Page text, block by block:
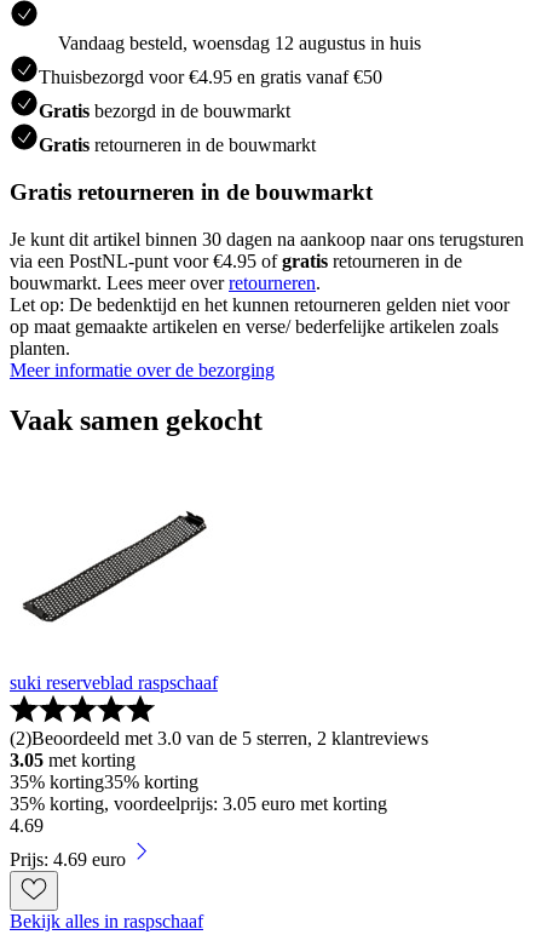
Vandaag besteld, woensdag 12 augustus in huis
Thuisbezorgd voor €4.95 en gratis vanaf €50
Gratis bezorgd in de bouwmarkt
Gratis retourneren in de bouwmarkt
Gratis retourneren in de bouwmarkt
Je kunt dit artikel binnen 30 dagen na aankoop naar ons terugsturen
via een PostNL-punt voor €4.95 ofgratis retourneren in de
bouwmarkt. Lees meer overretourneren.
Let op: De bedenktijd en het kunnen retourneren gelden niet voor
op maat gemaakte artikelen en verse/ bederfelijke artikelen zoals
planten.
Meer informatie over de bezorging
Vaak samen gekocht
suki reserveblad raspschaaf
(2)Beoordeeld met 3.0 van de 5 sterren, 2 klantreviews
3.05 met korting
35% korting35% korting
35% korting, voordeelprijs: 3.05 euro met korting
4.69
Prijs: 4.69 euro
Bekijk alles in raspschaaf